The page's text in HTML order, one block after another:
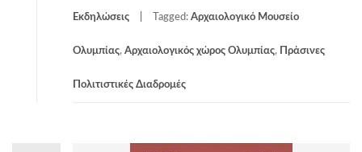
Εκδηλώσεις Tagged: Αρχαιολογικό Μουσείο
Ολυμπίας, Αρχαιολογικός χώρος Ολυμπίας, Πράσινες
Πολιτιστικές Διαδρομές